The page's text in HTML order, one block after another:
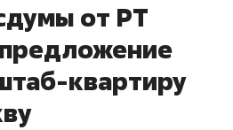
от РТ
квартиру